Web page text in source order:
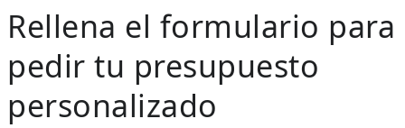
Rellena el formulario para
pedir tu presupuesto
personalizado